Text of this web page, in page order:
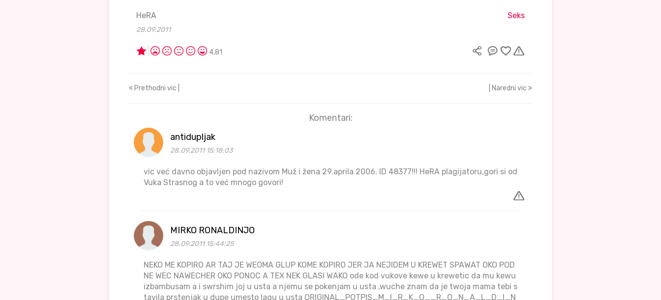
HeRA
28.09.2011
Seks
4,81
Prethodni vic | | Naredni vic
Komentari:
antidupljak
28.09.2011 15:18:03
vic već davno objavljen pod nazivom Muž i žena 29.aprila 2006. ID 48377!!! HeRA plagijatoru,gori si od
Vuka Strasnog a to već mnogo govori!
MIRKO RONALDINJO
28.09.2011 15:44:25
NEKO ME KOPIRO AR TAJ JE WEOMA GLUP KOME KOPIRO JER JA NEJIDEM U KREWET SPAWAT OKO POD
NE WEC NAWECHER OKO PONOC A TEX NEK GLASI WAKO ode kod vukove kewe u krewetic da mu kewu
izbambusam a i swrshim joj u usta a njemu se pokenjam u usta ,wuche znam da je twoja mama tebi s
tavila prstenjak u dupe umesto lagu u usta ORIGINAL_POTPIS_M_I_R_K_O__R_O_N_A_L_D_I_N